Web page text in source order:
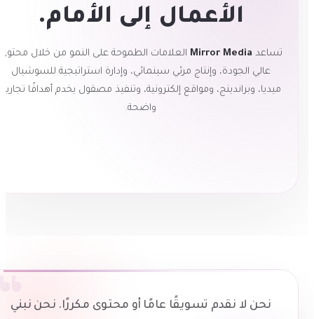
الأعمال إلى الأمام.
Mirror Mediaالعلامات الطموحة على النمو من خلال محتوى
عالي الجودة، وإنتاج مرئي سينمائي، وإدارة استراتيجية للسوشيال
وبراندينج، ومواقع إلكترونية، وتنفيذ مصقول يخدم أهدافًا تجارية
نحن لا نقدم تسويقًا عامًا أو محتوى مكررًا. نحن نبني